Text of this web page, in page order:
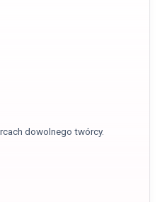
dowolnego twórcy.